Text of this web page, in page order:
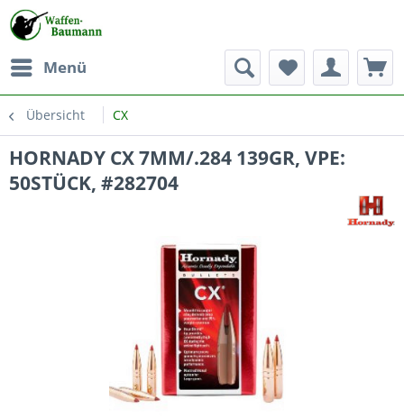
Menü
Übersicht CX
HORNADY CX 7MM/.284 139GR, VPE:
50STÜCK, #282704